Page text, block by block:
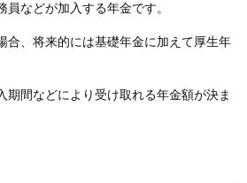
員などが加入する年金です。
合、将来的には基礎年金に加えて厚生年
期間などにより受け取れる年金額が決ま